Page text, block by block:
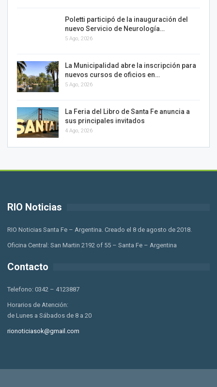
Poletti participó de la inauguración del
nuevo Servicio de Neurología…
5 Ago, 2026
La Municipalidad abre la inscripción para
nuevos cursos de oficios en…
5 Ago, 2026
La Feria del Libro de Santa Fe anuncia a
sus principales invitados
4 Ago, 2026
RIO Noticias
RIO Noticias Santa Fe – Argentina. Creado el 8 de agosto de 2018.
Oficina Central: San Martin 2192 of 55 – Santa Fe – Argentina
Contacto
Telefono: 0342 – 4123887
Horarios de Atención:
de Lunes a Sábados de 8 a 20
rionoticiasok@gmail.com